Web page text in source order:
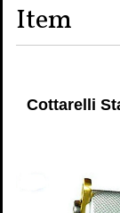
Item
Cottarelli